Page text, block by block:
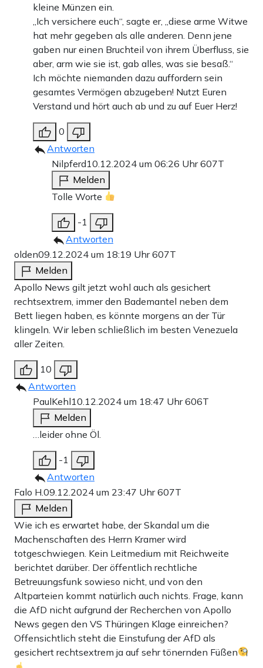
kleine Münzen ein.
„Ich versichere euch“, sagte er, „diese arme Witwe
hat mehr gegeben als alle anderen. Denn jene
gaben nur einen Bruchteil von ihrem Überfluss, sie
aber, arm wie sie ist, gab alles, was sie besaß.“
Ich möchte niemanden dazu auffordern sein
gesamtes Vermögen abzugeben! Nutzt Euren
Verstand und hört auch ab und zu auf Euer Herz!
0
Antworten
Nilpferd10.12.2024 um 06:26 Uhr607T
Melden
Tolle Worte
-1
Antworten
olden09.12.2024 um 18:19 Uhr607T
Melden
Apollo News gilt jetzt wohl auch als gesichert
rechtsextrem, immer den Bademantel neben dem
Bett liegen haben, es könnte morgens an der Tür
klingeln. Wir leben schließlich im besten Venezuela
aller Zeiten.
10
Antworten
PaulKehl10.12.2024 um 18:47 Uhr606T
Melden
…leider ohne Öl.
-1
Antworten
Falo H. 09.12.2024 um 23:47 Uhr607T
Melden
Wie ich es erwartet habe, der Skandal um die
Machenschaften des Herrn Kramer wird
totgeschwiegen. Kein Leitmedium mit Reichweite
berichtet darüber. Der öffentlich rechtliche
Betreuungsfunk sowieso nicht, und von den
Altparteien kommt natürlich auch nichts. Frage, kann
die AfD nicht aufgrund der Recherchen von Apollo
News gegen den VS Thüringen Klage einreichen?
Offensichtlich steht die Einstufung der AfD als
gesichert rechtsextrem ja auf sehr tönernden Füßen